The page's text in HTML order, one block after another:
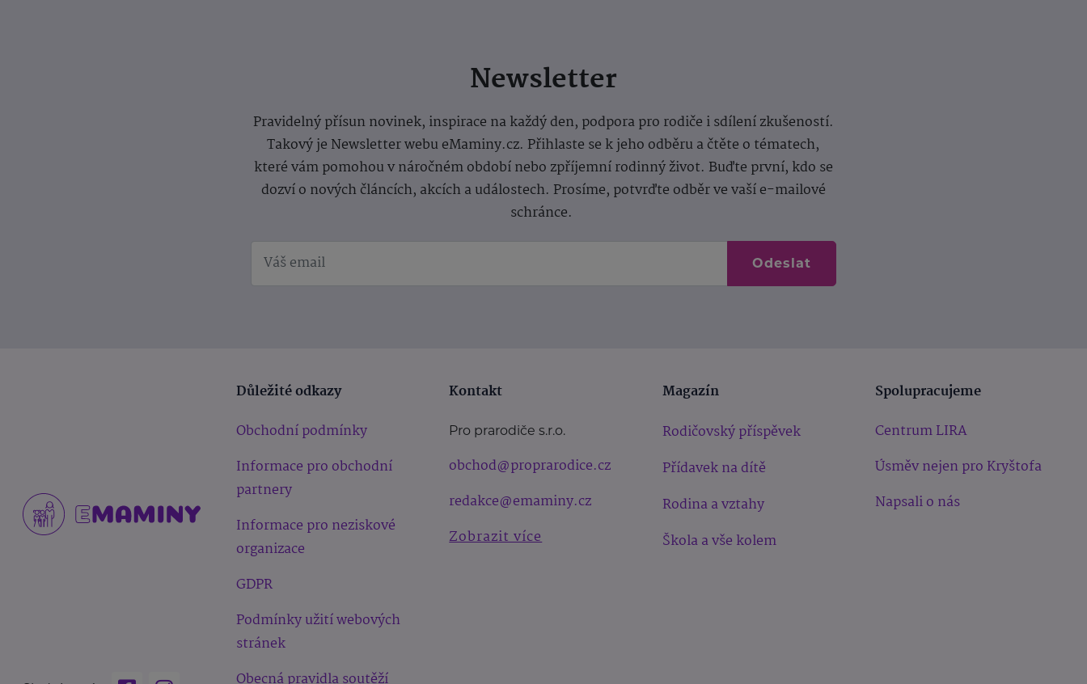
Newsletter
Pravidelný přísun novinek, inspirace na každý den, podpora pro rodiče i sdílení zkušeností.
Takový je Newsletter webu eMaminy.cz. Přihlaste se k jeho odběru a čtěte o tématech,
které vám pomohou v náročném období nebo zpříjemní rodinný život. Buďte první, kdo se
dozví o nových článcích, akcích a událostech. Prosíme, potvrďte odběr ve vaší e-mailové
schránce.
Odeslat
Důležité odkazy
Obchodní podmínky
Informace pro obchodní
partnery
Informace pro neziskové
organizace
GDPR
Podmínky užití webových
stránek
Obecná pravidla soutěží
Kontakt
Pro prarodiče s.r.o.
obchod@proprarodice.cz
redakce@emaminy.cz
Zobrazit více
Magazín
Rodičovský příspěvek
Přídavek na dítě
Rodina a vztahy
Škola a vše kolem
Spolupracujeme
Centrum LIRA
Úsměv nejen pro Kryštofa
Napsali o nás